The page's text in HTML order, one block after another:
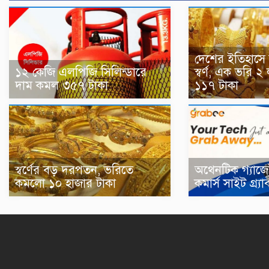
১২ কেজি এলপিজি সিলিন্ডারে
দাম কমল ৩৫৭ টাকা
দেশের ইতিহাসে
স্বর্ণ, এক ভরি
১১৭ টাকা
স্বর্ণের বড় দরপতন, ভরিতে
কমলো ১০ হাজার টাকা
অথেনটিক
কমার্স সাইট